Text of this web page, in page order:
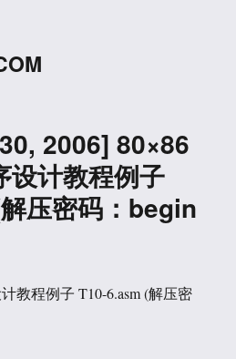
2006] 80×86
设计教程例子
压密码：begin
教程例子 T10-6.asm (解压密